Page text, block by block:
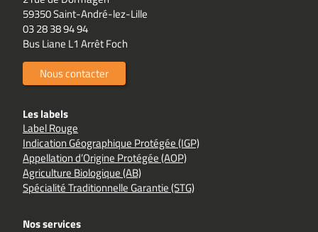
59350 Saint-André-lez-Lille
03 28 38 94 94
Bus Liane L1 Arrêt Foch
Nous contacter
Les labels
Label Rouge
Indication Géographique Protégée (IGP)
Appellation d’Origine Protégée (AOP)
Agriculture Biologique (AB)
Spécialité Traditionnelle Garantie (STG)
Nos services